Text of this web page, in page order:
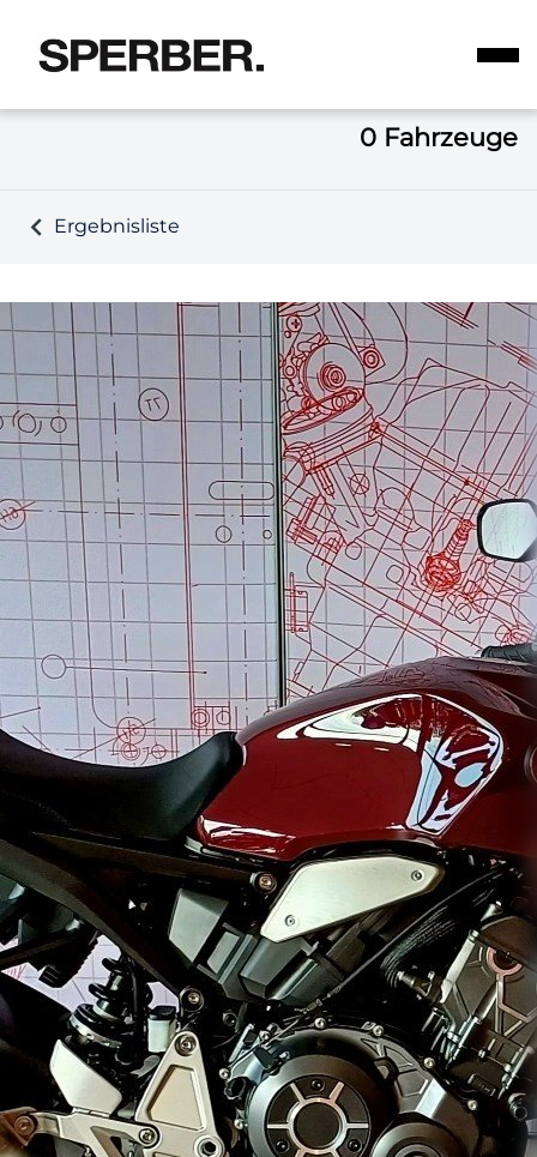
0 Fahrzeuge
Ergebnisliste